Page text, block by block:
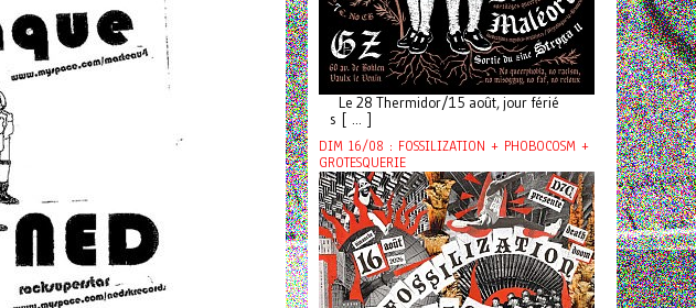
Le 28 Thermidor/15 août, jour férié
s [ ... ]
DIM 16/08 : FOSSILIZATION + PHOBOCOSM +
GROTESQUERIE